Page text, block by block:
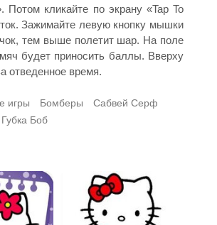
кликайте по экрану «Tap To
Зажимайте левую кнопку мышки
тем выше полетит шар. На поле
будет приносить баллы. Вверху
отведенное время.
игры Бомберы
Сабвей Серф
Губка Боб